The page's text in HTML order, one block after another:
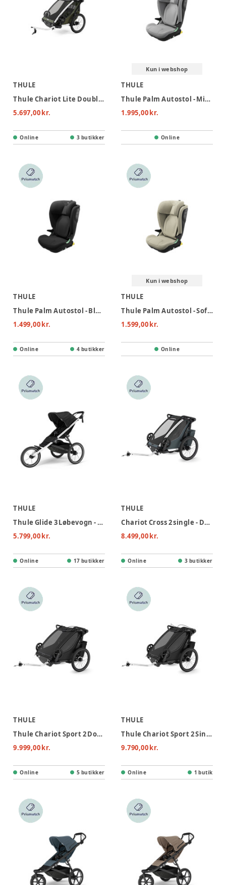
THULE
Thule Chariot Lite Double Cykelvogn - Vintage Green
5.697,00 kr.
Online 3 butikker
Kun i webshop
THULE
Thule Palm Autostol - Mid Gray
1.995,00 kr.
Online
THULE
Thule Palm Autostol - Black
1.499,00 kr.
Online 4 butikker
Kun i webshop
THULE
Thule Palm Autostol - Soft Beige
1.599,00 kr.
Online
THULE
Thule Glide 3 Løbevogn - Black
5.799,00 kr.
Online 17 butikker
THULE
Chariot Cross 2 single - Dark Slate
8.499,00 kr.
Online 3 butikker
THULE
Thule Chariot Sport 2 Double - Black
9.999,00 kr.
Online 5 butikker
THULE
Thule Chariot Sport 2 Single Cykelvogn - Black
9.790,00 kr.
Online 1 butik